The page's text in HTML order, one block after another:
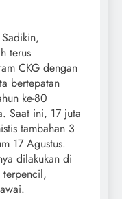
terus
CKG dengan
bertepatan
ke-80
Saat ini, 17 juta
tambahan 3
17 Agustus.
dilakukan di